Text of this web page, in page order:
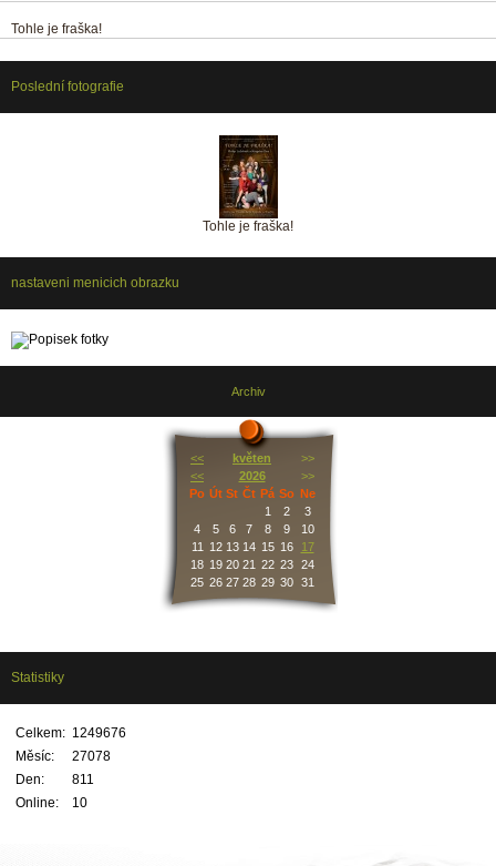
Tohle je fraška!
Poslední fotografie
Tohle je fraška!
nastaveni menicich obrazku
Archiv
<< květen
>>
<<
2026
>>
Po Út St Čt Pá So Ne
1
2
3
4
5 6 7 8 9
10
11
12 13 14 15 16
17
18 19 20 21 22 23 24
25 26 27 28 29 30 31
Statistiky
Online: 10
Celkem: 1249676
Měsíc:
27078
Den:
811